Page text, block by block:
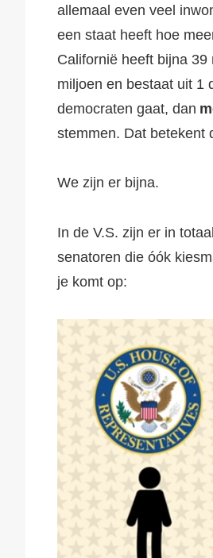
allemaal even veel
een staat heeft hoe
Californië heeft bijna
miljoen en bestaat uit 1
democraten gaat, dan
stemmen. Dat betekent
We zijn er bijna.
In de V.S. zijn er in
senatoren die óók
je komt op: